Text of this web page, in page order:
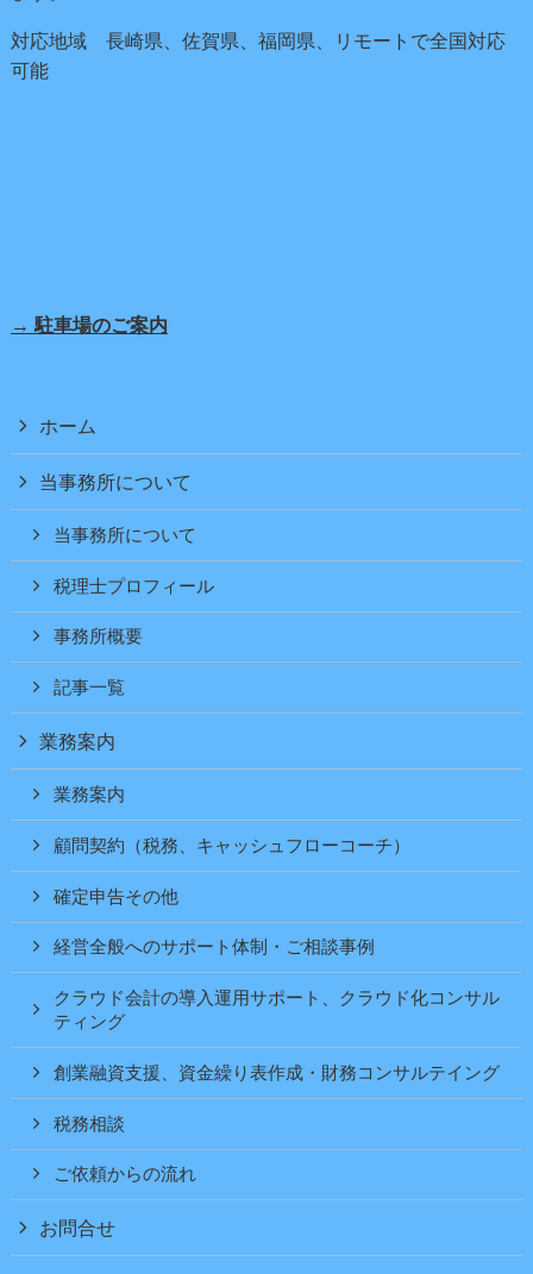
対応地域 長崎県、佐賀県、福岡県、リモートで全国対応
可能
→ 駐車場のご案内
ホーム
当事務所について
当事務所について
税理士プロフィール
事務所概要
記事一覧
業務案内
業務案内
顧問契約（税務、キャッシュフローコーチ）
確定申告その他
経営全般へのサポート体制・ご相談事例
クラウド会計の導入運用サポート、クラウド化コンサル
ティング
創業融資支援、資金繰り表作成・財務コンサルテイング
税務相談
ご依頼からの流れ
お問合せ